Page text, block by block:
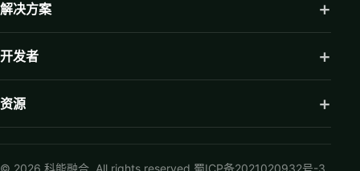
解决方案
开发者
资源